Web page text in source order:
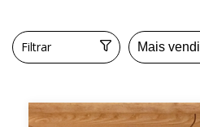
Filtrar